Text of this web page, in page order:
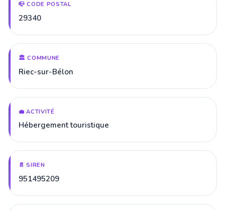
📪 CODE POSTAL
29340
🏛️ COMMUNE
Riec-sur-Bélon
💼 ACTIVITÉ
Hébergement touristique
📄 SIREN
951495209